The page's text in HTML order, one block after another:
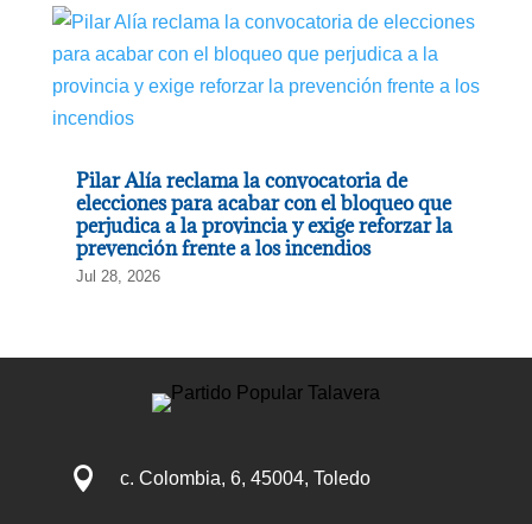
Pilar Alía reclama la convocatoria de
elecciones para acabar con el bloqueo que
perjudica a la provincia y exige reforzar la
prevención frente a los incendios
Jul 28, 2026
 c. Colombia, 6, 45004, Toledo